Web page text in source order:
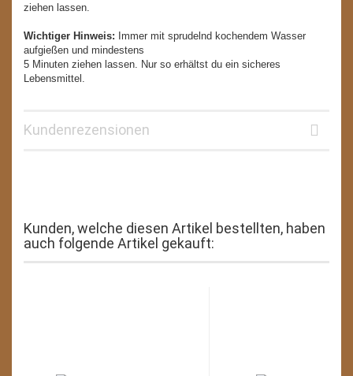
ziehen lassen.
Wichtiger Hinweis: Immer mit sprudelnd kochendem Wasser
aufgießen und mindestens
5 Minuten ziehen lassen. Nur so erhältst du ein sicheres
Lebensmittel.
Kundenrezensionen
Kunden, welche diesen Artikel bestellten, haben
auch folgende Artikel gekauft: